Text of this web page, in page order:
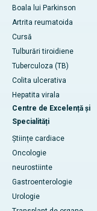
Boala lui Parkinson
Artrita reumatoida
Cursă
Tulburări tiroidiene
Tuberculoza (TB)
Colita ulcerativa
Hepatita virala
Centre de Excelență și
Specialități
Științe cardiace
Oncologie
neurostiinte
Gastroenterologie
Urologie